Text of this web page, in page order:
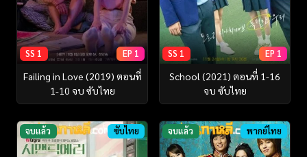
SS 1 EP 1
Failing in Love (2019) ตอนที่
1-10 จบ ซับไทย
SS 1 EP 1
School (2021) ตอนที่ 1-16
จบ ซับไทย
จบแล้ว ซับไทย จบแล้ว พากย์ไทย